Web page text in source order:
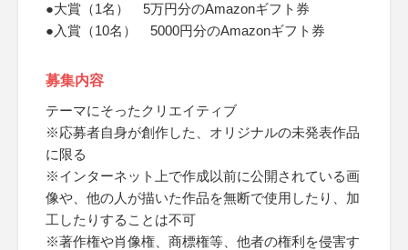
●大賞（1名） 5万円分のAmazonギフト券
●入賞（10名） 5000円分のAmazonギフト券
募集内容
テーマにそったクリエイティブ
※応募者自身が創作した、オリジナルの未発表作品
に限る
※インターネット上で作成以前に公開されている画
像や、他の人が描いた作品を無断で使用したり、加
工したりすることは不可
※著作権や肖像権、商標権等、他者の権利を侵害す